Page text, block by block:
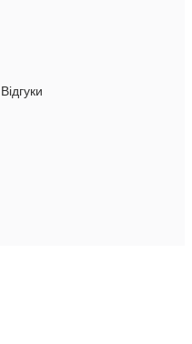
Відгуки